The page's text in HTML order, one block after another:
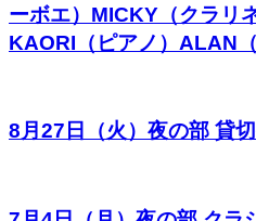
ーボエ）MICKY（クラリ
KAORI（ピアノ）ALAN
8月27日（火）夜の部 貸